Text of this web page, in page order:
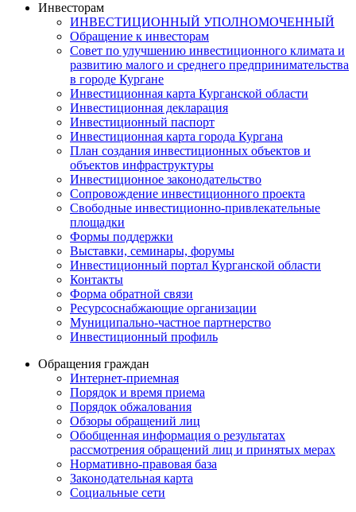
Инвесторам
ИНВЕСТИЦИОННЫЙ УПОЛНОМОЧЕННЫЙ
Обращение к инвесторам
Совет по улучшению инвестиционного климата и
развитию малого и среднего предпринимательства
в городе Кургане
Инвестиционная карта Курганской области
Инвестиционная декларация
Инвестиционный паспорт
Инвестиционная карта города Кургана
План создания инвестиционных объектов и
объектов инфраструктуры
Инвестиционное законодательство
Сопровождение инвестиционного проекта
Свободные инвестиционно-привлекательные
площадки
Формы поддержки
Выставки, семинары, форумы
Инвестиционный портал Курганской области
Контакты
Форма обратной связи
Ресурсоснабжающие организации
Муниципально-частное партнерство
Инвестиционный профиль
Обращения граждан
Интернет-приемная
Порядок и время приема
Порядок обжалования
Обзоры обращений лиц
Обобщенная информация о результатах
рассмотрения обращений лиц и принятых мерах
Нормативно-правовая база
Законодательная карта
Социальные сети